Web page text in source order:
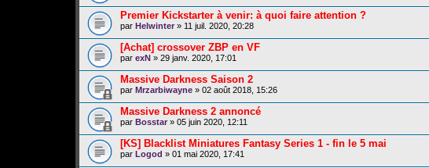
Premier Kickstarter à venir: à quoi faire attention ?
par Helwinter » 11 juil. 2020, 20:28
[Achat] crossover ZBP en VF
par exN » 29 janv. 2020, 17:01
Massive Darkness Saison 2
par Mrzarbiwayne » 02 août 2018, 15:26
Massive Darkness 2 annoncé
par Bosstar » 05 juin 2020, 12:11
[KS] Blacklist Miniatures Fantasy Series 1 - fin le 5 mai
par Logod » 01 mai 2020, 17:41